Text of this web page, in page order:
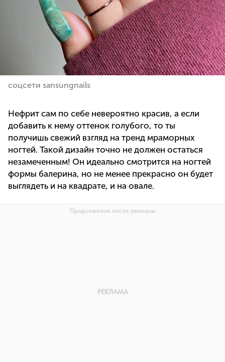
соцсети sansungnails
Нефрит сам по себе невероятно красив, а если
добавить к нему оттенок голубого, то ты
получишь свежий взгляд на тренд мраморных
ногтей. Такой дизайн точно не должен остаться
незамеченным! Он идеально смотрится на ногтей
формы балерина, но не менее прекрасно он будет
выглядеть и на квадрате, и на овале.